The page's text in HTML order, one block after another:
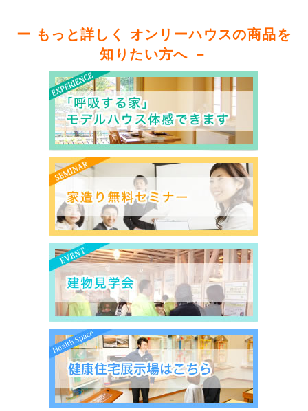
ー もっと詳しく オンリーハウスの商品を
知りたい方へ －